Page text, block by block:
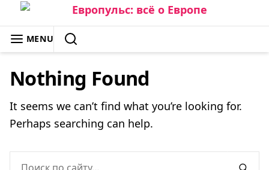
Skip
to
content
ЕВРОПУЛЬС: ВСЁ О ЕВРОПЕ
MENU
Nothing Found
It seems we can’t find what you’re looking for.
Perhaps searching can help.